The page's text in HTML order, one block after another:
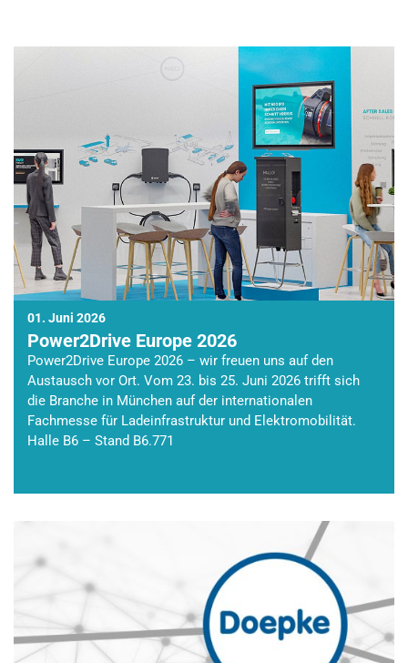
01. Juni 2026
Power2Drive Europe 2026
Power2Drive Europe 2026 – wir freuen uns auf den
Austausch vor Ort. Vom 23. bis 25. Juni 2026 trifft sich
die Branche in München auf der internationalen
Fachmesse für Ladeinfrastruktur und Elektromobilität.
Halle B6 – Stand B6.771